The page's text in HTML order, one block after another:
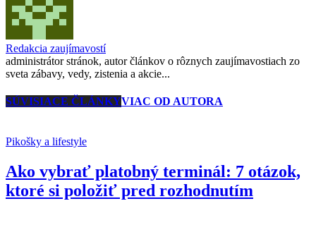
Redakcia zaujímavostí
administrátor stránok, autor článkov o rôznych zaujímavostiach zo
sveta zábavy, vedy, zistenia a akcie...
SÚVISIACE ČLÁNKYVIAC OD AUTORA
Pikošky a lifestyle
Ako vybrať platobný terminál: 7 otázok,
ktoré si položiť pred rozhodnutím